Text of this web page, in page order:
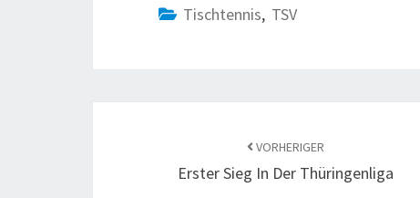
Tischtennis, TSV
VORHERIGER
Erster Sieg In Der Thüringenliga